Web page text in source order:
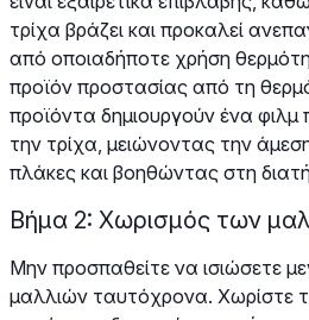
τρίχα βράζει και προκαλεί
από οποιαδήποτε χρήση
προϊόν προστασίας από τη
προϊόντα δημιουργούν ένα
την τρίχα, μειώνοντας την
πλάκες και βοηθώντας στη
Βήμα 2: Χωρισμός των
Μην προσπαθείτε να ισιώσετε
μαλλιών ταυτόχρονα. Χωρίστε